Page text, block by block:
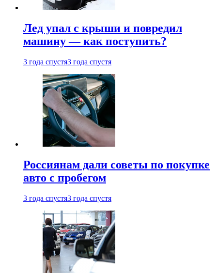
Лед упал с крыши и повредил
машину — как поступить?
3 года спустя3 года спустя
Россиянам дали советы по покупке
авто с пробегом
3 года спустя3 года спустя